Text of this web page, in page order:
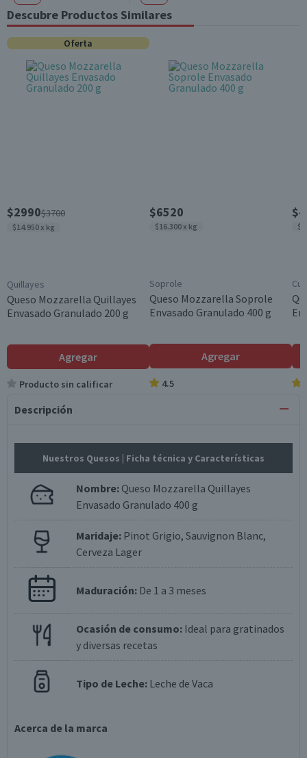
Descubre Productos Similares
Oferta
$2990$3700
$14.950 x kg
Quillayes
Queso Mozzarella Quillayes
Envasado Granulado 200 g
Agregar
Producto sin calificar
$6520
$16.300 x kg
Soprole
Queso Mozzarella Soprole
Envasado Granulado 400 g
Agregar
4.5
Descripción
Nuestros Quesos | Ficha técnica y Características
Nombre: Queso Mozzarella Quillayes
Envasado Granulado 400 g
Maridaje: Pinot Grigio, Sauvignon Blanc,
Cerveza Lager
Maduración: De 1 a 3 meses
Ocasión de consumo: Ideal para gratinados
y diversas recetas
Tipo de Leche: Leche de Vaca
Acerca de la marca